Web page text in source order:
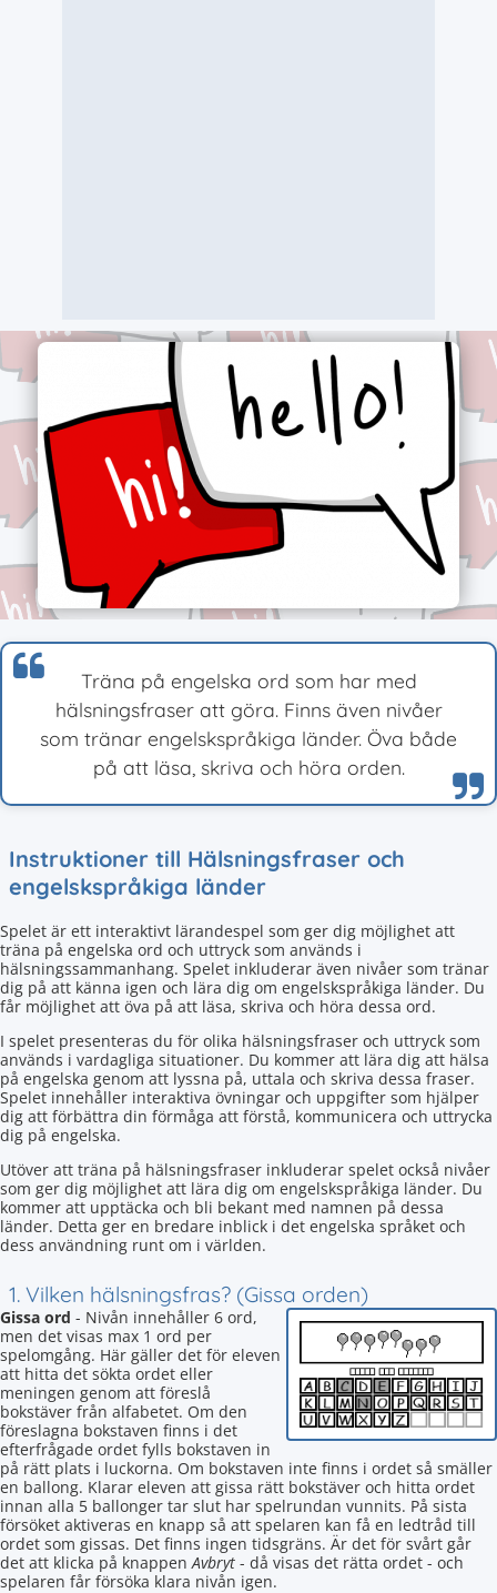
Träna på engelska ord som har med
hälsningsfraser att göra. Finns även nivåer
som tränar engelskspråkiga länder. Öva både
på att läsa, skriva och höra orden.
Instruktioner till Hälsningsfraser och
engelskspråkiga länder
Spelet är ett interaktivt lärandespel som ger dig möjlighet att
träna på engelska ord och uttryck som används i
hälsningssammanhang. Spelet inkluderar även nivåer som tränar
dig på att känna igen och lära dig om engelskspråkiga länder. Du
får möjlighet att öva på att läsa, skriva och höra dessa ord.
I spelet presenteras du för olika hälsningsfraser och uttryck som
används i vardagliga situationer. Du kommer att lära dig att hälsa
på engelska genom att lyssna på, uttala och skriva dessa fraser.
Spelet innehåller interaktiva övningar och uppgifter som hjälper
dig att förbättra din förmåga att förstå, kommunicera och uttrycka
dig på engelska.
Utöver att träna på hälsningsfraser inkluderar spelet också nivåer
som ger dig möjlighet att lära dig om engelskspråkiga länder. Du
kommer att upptäcka och bli bekant med namnen på dessa
länder. Detta ger en bredare inblick i det engelska språket och
dess användning runt om i världen.
1. Vilken hälsningsfras? (Gissa orden)
Gissa ord - Nivån innehåller 6 ord,
men det visas max 1 ord per
spelomgång. Här gäller det för eleven
att hitta det sökta ordet eller
meningen genom att föreslå
bokstäver från alfabetet. Om den
föreslagna bokstaven finns i det
efterfrågade ordet fylls bokstaven in
på rätt plats i luckorna. Om bokstaven inte finns i ordet så smäller
en ballong. Klarar eleven att gissa rätt bokstäver och hitta ordet
innan alla 5 ballonger tar slut har spelrundan vunnits. På sista
försöket aktiveras en knapp så att spelaren kan få en ledtråd till
ordet som gissas. Det finns ingen tidsgräns. Är det för svårt går
det att klicka på knappenAvbryt - då visas det rätta ordet - och
spelaren får försöka klara nivån igen.